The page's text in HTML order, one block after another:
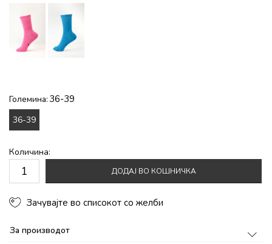
Големина: 36-39
36-39
Количина:
ДОДАЈ ВО КОШНИЧКА
Зачувајте во списокот со желби
За производот